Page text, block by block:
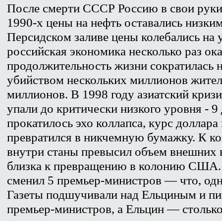
После смерти СССР Россию в свои
1990-х цены на нефть оставались
Персидском заливе цены колебались
российская экономика несколько раз
продолжительность жизни
убийством нескольких миллионов
миллионов. В 1998 году азиатский
упали до критически низкого уровня -
прокатилось эхо коллапса, курс
превратился в никчемную бумажку. К
внутри станы превысил объем
близка к превращению в колонию США.
сменил 5 премьер-министров — что,
Газеты подшучивали над Ельциным и
премьер-министров, а Ельцин —